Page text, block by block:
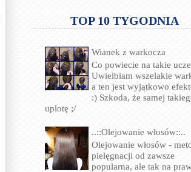
TOP 10 TYGODNIA
Wianek z warkocza
Co powiecie na takie
Uwielbiam wszelakie
a ten jest wyjątkowo
:) Szkoda, że samej
uplotę ;/
..::Olejowanie włosów::..
Olejowanie włosów -
pielęgnacji od zawsze
popularna, ale tak na